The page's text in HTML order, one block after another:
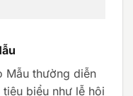
Mẫu thường diễn
biểu như lễ hội